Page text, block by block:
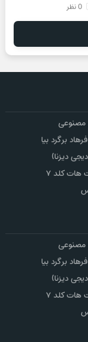
0 نظر
مصنوعی
برگرد بیا
دیزنا)
کلد ۷
مصنوعی
برگرد بیا
دیزنا)
کلد ۷